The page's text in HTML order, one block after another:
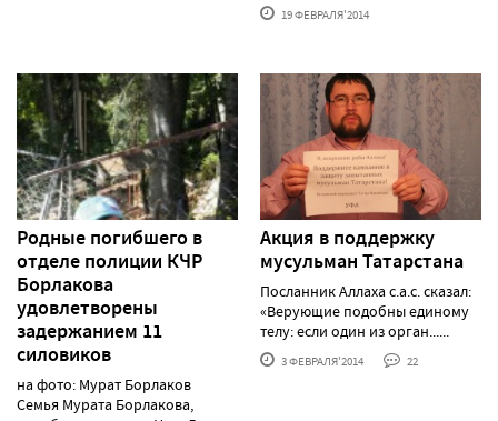
19 ФЕВРАЛЯ'2014
Родные погибшего в
отделе полиции КЧР
Борлакова
удовлетворены
задержанием 11
силовиков
на фото: Мурат Борлаков
Семья Мурата Борлакова,
Акция в поддержку
мусульман Татарстана
Посланник Аллаха с.а.с. сказал:
«Верующие подобны единому
телу: если один из орган......
3 ФЕВРАЛЯ'2014 22